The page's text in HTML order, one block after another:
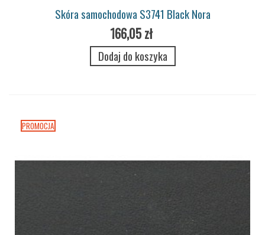
Skóra samochodowa S3741 Black Nora
166,05 zł
Dodaj do koszyka
PROMOCJA